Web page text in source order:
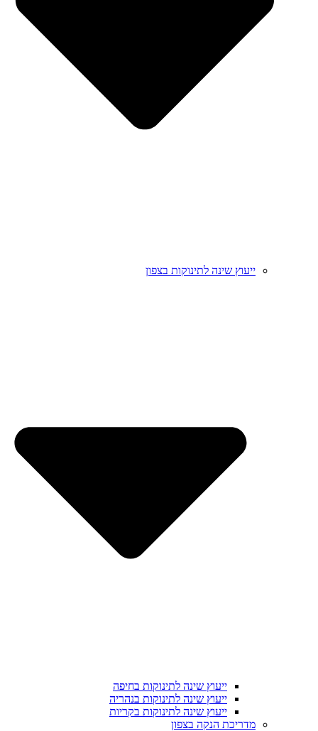
ייעוץ שינה לתינוקות בצפון
ייעוץ שינה לתינוקות בחיפה
ייעוץ שינה לתינוקות בנהריה
ייעוץ שינה לתינוקות בקריות
מדריכת הנקה בצפון